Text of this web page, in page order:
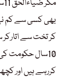
بھی کسی سے کم
کر تخت سے اتارکر
10سال حکومت
کررہے ہیں اور